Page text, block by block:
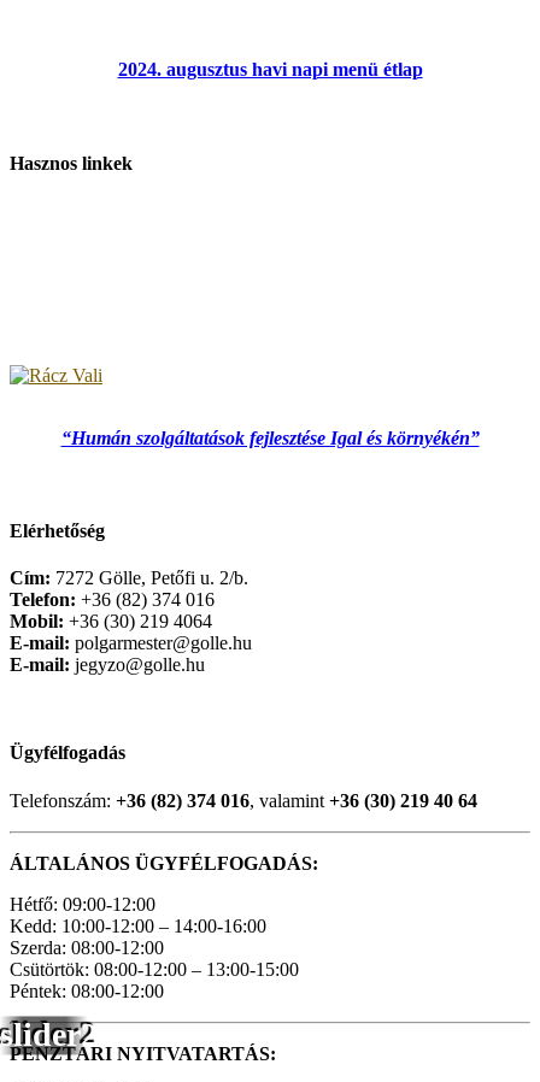
slider2
2024. augusztus havi napi menü étlap
Hasznos linkek
“Humán szolgáltatások fejlesztése Igal és környékén”
Elérhetőség
Cím: 7272 Gölle, Petőfi u. 2/b.
Telefon: +36 (82) 374 016
Mobil: +36 (30) 219 4064
E-mail: polgarmester@golle.hu
E-mail: jegyzo@golle.hu
Ügyfélfogadás
Telefonszám: +36 (82) 374 016, valamint +36 (30) 219 40 64
ÁLTALÁNOS ÜGYFÉLFOGADÁS:
Hétfő: 09:00-12:00
Kedd: 10:00-12:00 – 14:00-16:00
Szerda: 08:00-12:00
Csütörtök: 08:00-12:00 – 13:00-15:00
Péntek: 08:00-12:00
PÉNZTÁRI NYITVATARTÁS: